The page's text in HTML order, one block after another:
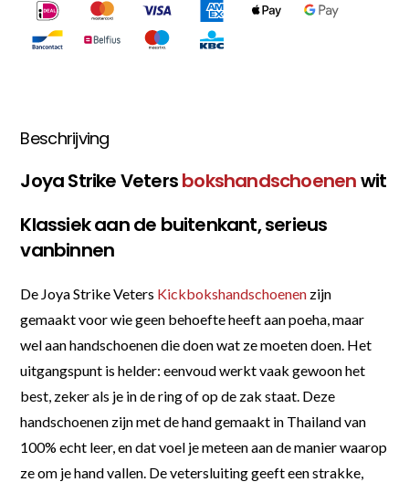
Beschrijving
Joya Strike Vetersbokshandschoenenwit
Klassiek aan de buitenkant, serieus
vanbinnen
De Joya Strike Veters Kickbokshandschoenen zijn
gemaakt voor wie geen behoefte heeft aan poeha, maar
wel aan handschoenen die doen wat ze moeten doen. Het
uitgangspunt is helder: eenvoud werkt vaak gewoon het
best, zeker als je in de ring of op de zak staat. Deze
handschoenen zijn met de hand gemaakt in Thailand van
100% echt leer, en dat voel je meteen aan de manier waarop
ze om je hand vallen. De vetersluiting geeft een strakke,